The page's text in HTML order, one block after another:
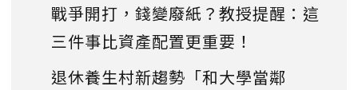
戰爭開打，錢變廢紙？教授提醒：這
三件事比資產配置更重要！
退休養生村新趨勢「和大學當鄰